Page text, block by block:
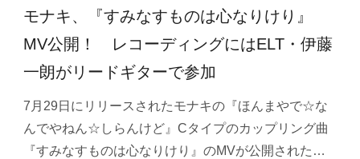
モナキ、『すみなすものは心なりけり』
MV公開！ レコーディングにはELT・伊藤
一朗がリードギターで参加
7月29日にリリースされたモナキの『ほんまやで☆な
んでやねん☆しらんけど』Cタイプのカップリング曲
『すみなすものは心なりけり』のMVが公開された…